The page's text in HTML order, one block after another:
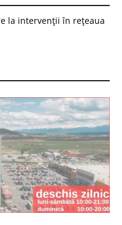
la intervenții în rețeaua